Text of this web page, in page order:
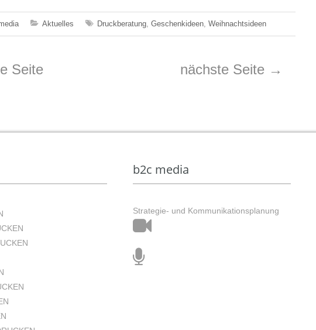
Aktuelles Druckberatung, Geschenkideen, Weihnachtsideen
Seite nächste Seite →
b2c media
Strategie- und Kommunikationsplanung
Film
&